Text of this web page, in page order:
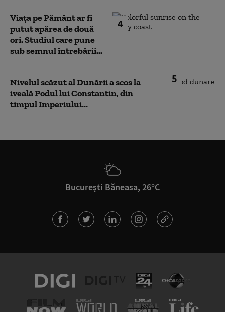
4
Viața pe Pământ ar fi
putut apărea de două
ori. Studiul care pune
sub semnul întrebării...
5
Nivelul scăzut al Dunării a scos la
iveală Podul lui Constantin, din
timpul Imperiului...
București Băneasa, 26°C